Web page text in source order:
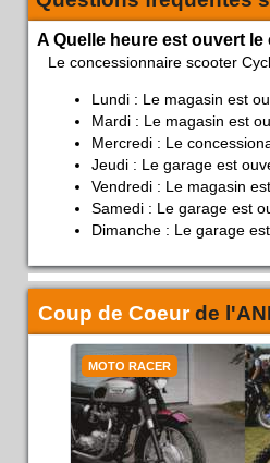
A Quelle heure est ouvert
Le concessionnaire scooter
Lundi : Le magasin est
Mardi : Le magasin est
Mercredi : Le
Jeudi : Le garage est
Vendredi : Le magasin
Samedi : Le garage est
Dimanche : Le garage
Coup de Coeurde l'
MOTO RACER